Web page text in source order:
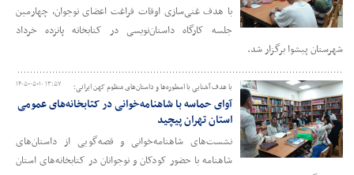
با هدف غنی‌سازی اوقات فراغت اعضای نوجوان، چهارمین
جلسه کارگاه داستان‌نویسی در کتابخانه پانزده خرداد
شهرستان پیشوا برگزار شد.
۱۴۰۵-۰۵-۱۰ ۱۳:۵۷ با هدف آشنایی با اسطوره‌ها و داستان‌های منظوم کهن ایرانی؛
آوای حماسه با شاهنامه‌خوانی در کتابخانه‌های عمومی
استان تهران پیچید
نشست‌های شاهنامه‌خوانی و قصه‌گویی از داستان‌های
شاهنامه با حضور کودکان و نوجوانان در کتابخانه‌های استان